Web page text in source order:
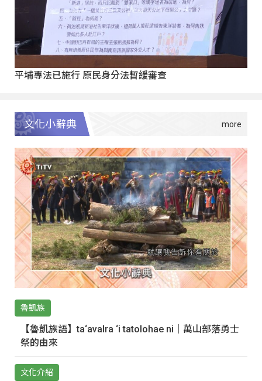
平埔專法已施行 原民身分法暫緩審查
文化小辭典
魯凱族
【魯凱族語】ta‘avalra ‘i tatolohae ni｜萬山部落勇士
祭的由來
文化介紹